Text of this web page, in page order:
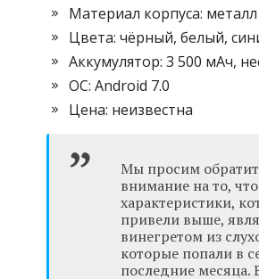
Материал корпуса:
Цвета: чёрный, белый,
Аккумулятор: 3 500 мАч,
ОС: Android 7.0
Цена: неизвестна
Мы просим
внимание на то,
характеристики,
привели выше,
винегретом из
которые попали в
последние месяца.